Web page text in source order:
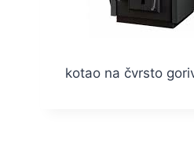
kotao na čvrsto